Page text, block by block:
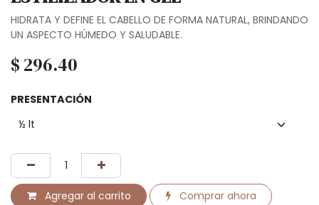
HIDRATA Y DEFINE EL CABELLO DE FORMA NATURAL, BRINDANDO
UN ASPECTO HÚMEDO Y SALUDABLE.
$ 296.40
PRESENTACIÓN
Agregar al carrito Comprar ahora